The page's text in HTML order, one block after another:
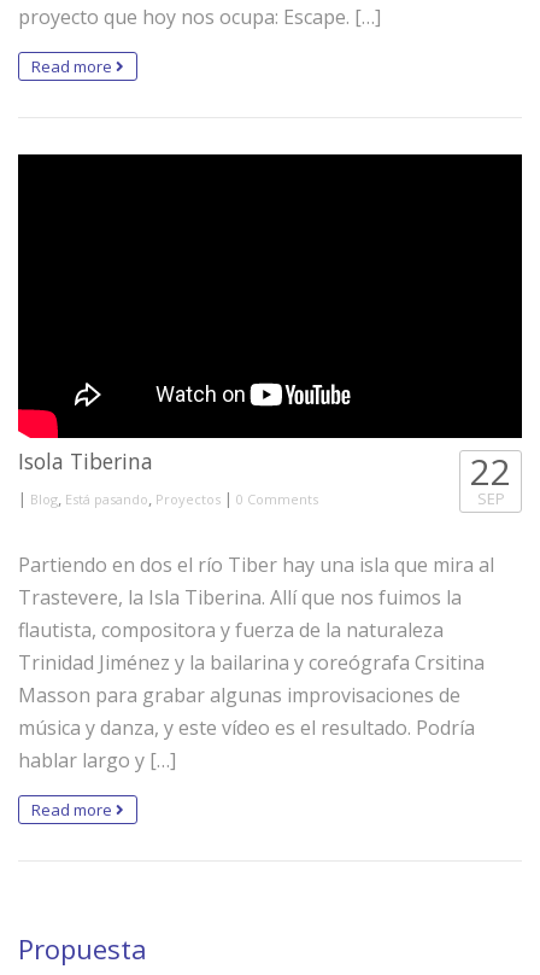
proyecto que hoy nos ocupa: Escape. […]
Read more
Isola Tiberina
| Blog, Está pasando, Proyectos | 0 Comments
22
SEP
Partiendo en dos el río Tiber hay una isla que mira al
Trastevere, la Isla Tiberina. Allí que nos fuimos la
flautista, compositora y fuerza de la naturaleza
Trinidad Jiménez y la bailarina y coreógrafa Crsitina
Masson para grabar algunas improvisaciones de
música y danza, y este vídeo es el resultado. Podría
hablar largo y […]
Read more
Propuesta